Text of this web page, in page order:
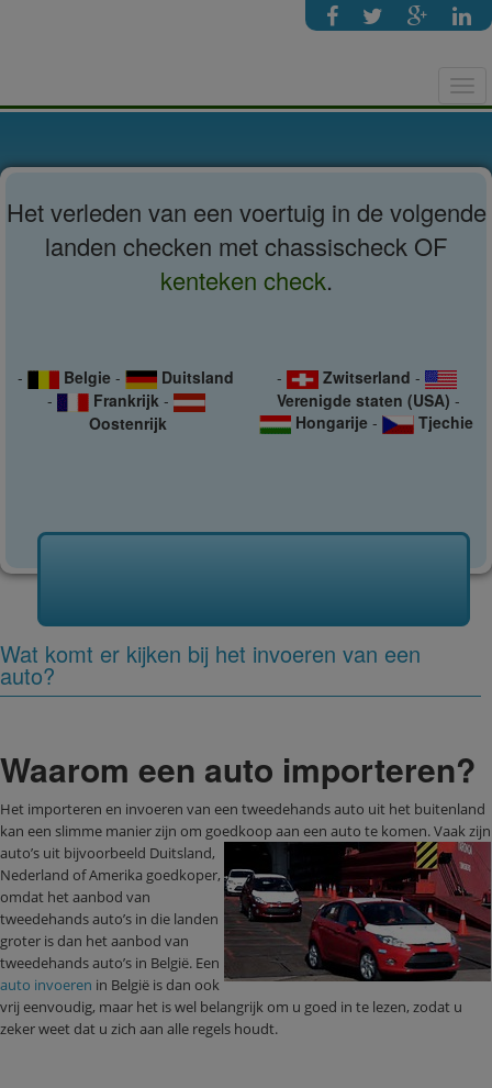
Het verleden van een voertuig in de volgende
landen checken met chassischeck OF
kenteken check.
- Belgie -
Duitsland
-
Frankrijk -
Oostenrijk
- Zwitserland -
Verenigde staten (USA) -
Hongarije - Tjechie
Wat komt er kijken bij het invoeren van een
auto?
Waarom een auto importeren?
Het importeren en invoeren van een tweedehands auto uit het buitenland
kan een slimme manier zijn om goedkoop aan een auto te komen. Vaak zijn
auto’s uit bijvoorbeeld Duitsland,
Nederland of Amerika goedkoper,
omdat het aanbod van
tweedehands auto’s in die landen
groter is dan het aanbod van
tweedehands auto’s in België. Een
auto invoeren in België is dan ook
vrij eenvoudig, maar het is wel belangrijk om u goed in te lezen, zodat u
zeker weet dat u zich aan alle regels houdt.